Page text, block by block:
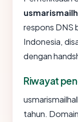
respons DNS
Indonesia,
dengan
Riwayat
tahun.